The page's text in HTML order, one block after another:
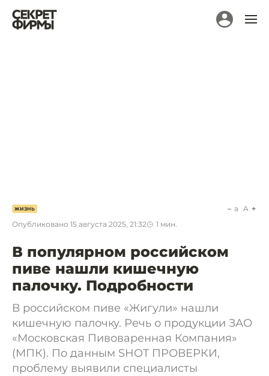
ЖИЗНЬ
Опубликовано 15 августа 2025, 21:32 1 мин.
a A
В популярном российском
пиве нашли кишечную
палочку. Подробности
В российском пиве «Жигули» нашли
кишечную палочку. Речь о продукции ЗАО
«Московская Пивоваренная Компания»
(МПК). По данным SHOT ПРОВЕРКИ,
проблему выявили специалисты